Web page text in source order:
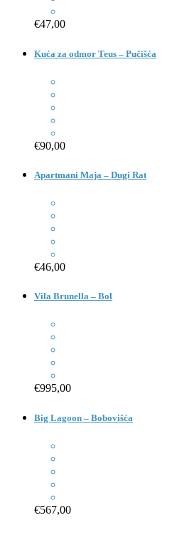
€47,00
Kuća za odmor Teus – Pučišća
€90,00
Apartmani Maja – Dugi Rat
€46,00
Vila Brunella – Bol
€995,00
Big Lagoon – Bobovišća
€567,00